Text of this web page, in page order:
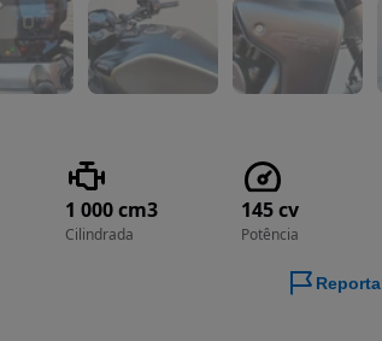
1 000 cm3
Cilindrada
145 cv
Potência